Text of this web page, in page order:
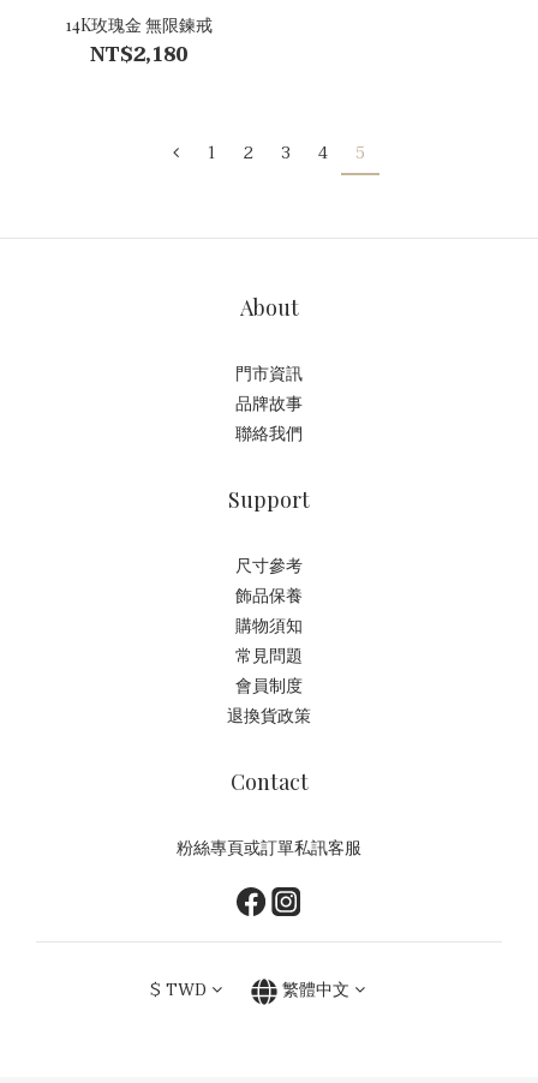
14K玫瑰金 無限鍊戒
NT$2,180
1 2 3 4 5
About
門市資訊
品牌故事
聯絡我們
Support
尺寸參考
飾品保養
購物須知
常見問題
會員制度
退換貨政策
Contact
粉絲專頁或訂單私訊客服
$ TWD 繁體中文